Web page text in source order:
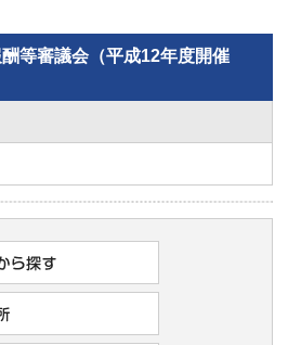
等審議会（平成12年度開催